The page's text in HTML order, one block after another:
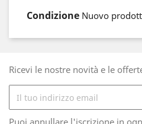
Condizione Nuovo
Ricevi le nostre novità e le
Puoi annullare l'iscrizione in